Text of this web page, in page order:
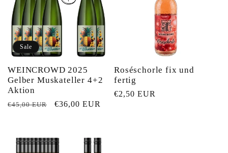
Sale
WEINCROWD 2025
Gelber Muskateller 4+2
Aktion
Normaler
€45,00 EUR Verkaufspreis
€36,00 EUR
Roséschorle fix und
fertig
Normaler
€2,50 EUR